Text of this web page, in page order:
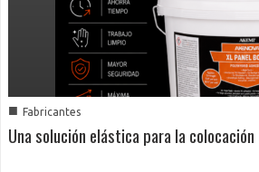
■ Fabricantes
Una solución elástica para la